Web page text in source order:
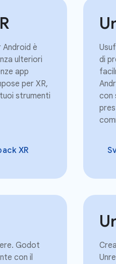
è
ulteriori
app
per XR,
strumenti
XR
di
con
Godot
con il